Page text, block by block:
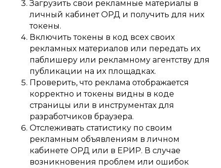
Загрузить свои рекламные материалы в
личный кабинет ОРД и получить для них
токены.
Включить токены в код всех своих
рекламных материалов или передать их
паблишеру или рекламному агентству для
публикации на их площадках.
Проверить, что реклама отображается
корректно и токены видны в коде
страницы или в инструментах для
разработчиков браузера.
Отслеживать статистику по своим
рекламным объявлениям в личном
кабинете ОРД или в ЕРИР. В случае
возникновения проблем или ошибок